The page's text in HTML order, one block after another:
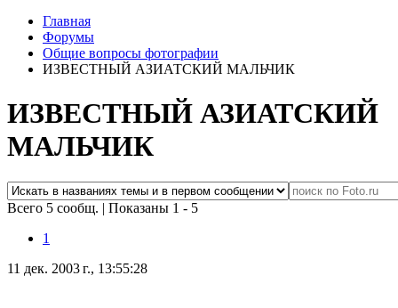
Главная
Форумы
Общие вопросы фотографии
ИЗВЕСТНЫЙ АЗИАТСКИЙ МАЛЬЧИК
ИЗВЕСТНЫЙ АЗИАТСКИЙ
МАЛЬЧИК
Всего 5 сообщ. | Показаны 1 - 5
1
11 дек. 2003 г., 13:55:28